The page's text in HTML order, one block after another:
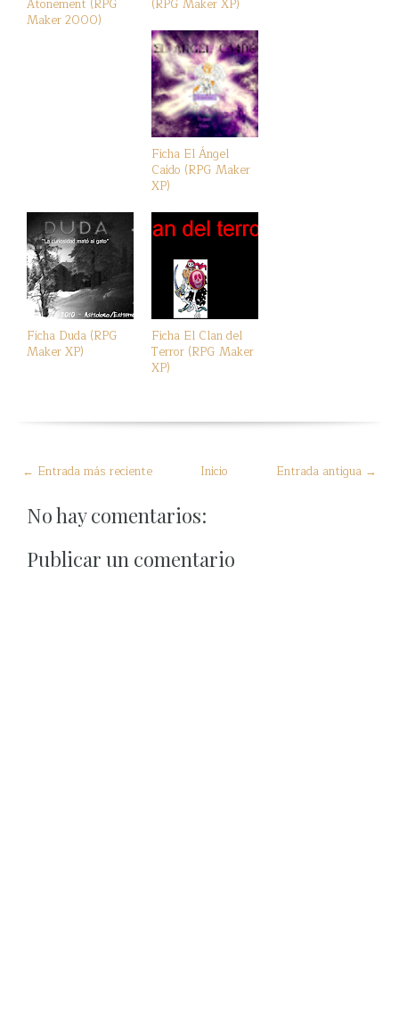
Atonement (RPG
Maker 2000)
(RPG Maker XP)
Ficha El Ángel
Caído (RPG Maker
XP)
Ficha Duda (RPG
Maker XP)
Ficha El Clan del
Terror (RPG Maker
XP)
← Entrada más reciente Entrada antigua →
Inicio
No hay comentarios:
Publicar un comentario